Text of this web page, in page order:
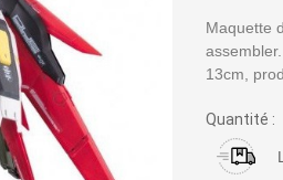
Maquette
13cm,
Quantité :